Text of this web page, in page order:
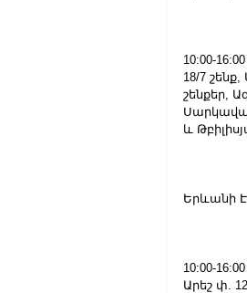
10:00-
18/7
շենքեր,
և
Երևանի
10:00-
Արեշ փ.